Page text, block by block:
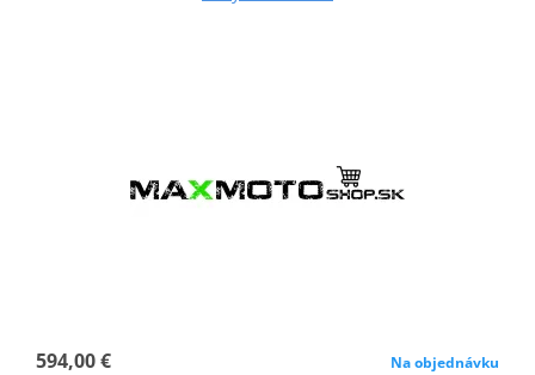
594,00 € Na objednávku